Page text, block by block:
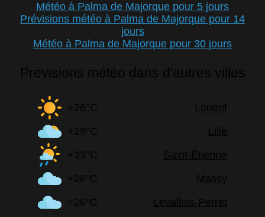
Météo à Palma de Majorque pour 5 jours
Prévisions météo à Palma de Majorque pour 14
jours
Météo à Palma de Majorque pour 30 jours
Prévisions météo dans d'autres villes
+26°C
Lorient
+29°C
Lille
+33°C
Saint-Étienne
+26°C
Massy
+26°C
Levallois-Perret